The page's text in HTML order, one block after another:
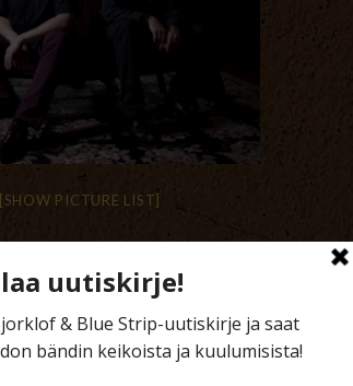
[SHOW PICTURE LIST]